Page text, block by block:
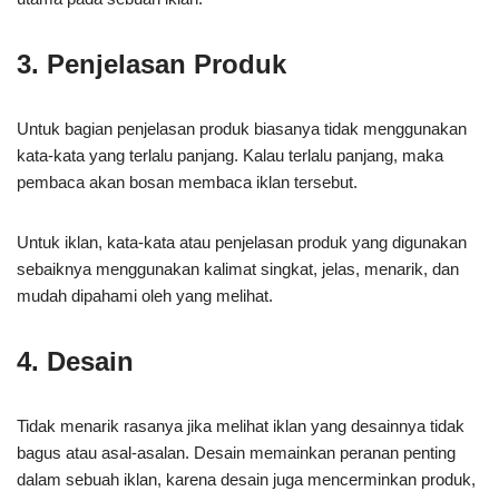
3. Penjelasan Produk
Untuk bagian penjelasan produk biasanya tidak menggunakan
kata-kata yang terlalu panjang. Kalau terlalu panjang, maka
pembaca akan bosan membaca iklan tersebut.
Untuk iklan, kata-kata atau penjelasan produk yang digunakan
sebaiknya menggunakan kalimat singkat, jelas, menarik, dan
mudah dipahami oleh yang melihat.
4. Desain
Tidak menarik rasanya jika melihat iklan yang desainnya tidak
bagus atau asal-asalan. Desain memainkan peranan penting
dalam sebuah iklan, karena desain juga mencerminkan produk,